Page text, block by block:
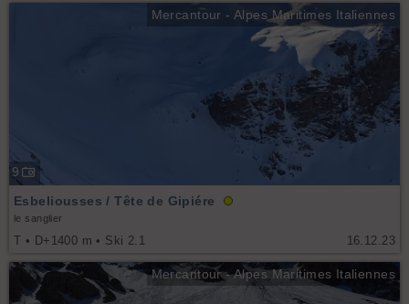
Mercantour - Alpes Maritimes Italiennes
9
16.12.23
Esbeliousses / Tête de Gipiére
le sanglier
T • D+1400 m • Ski 2.1
Mercantour - Alpes Maritimes Italiennes